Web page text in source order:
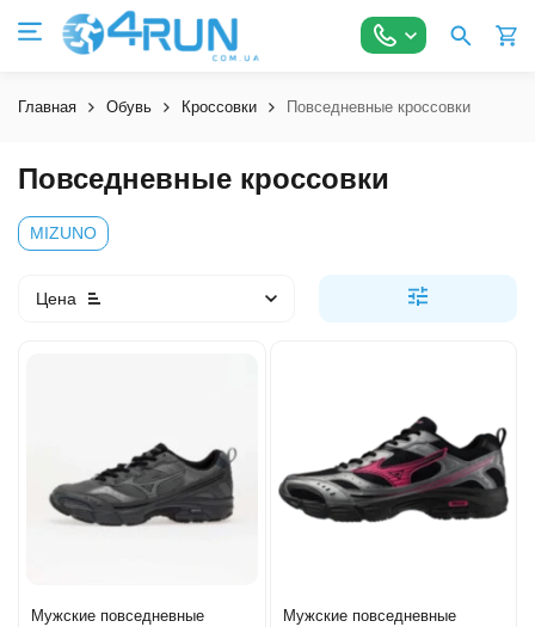
Главная Обувь Кроссовки Повседневные кроссовки
Повседневные кроссовки
MIZUNO
Цена
Мужские повседневные
Мужские повседневные